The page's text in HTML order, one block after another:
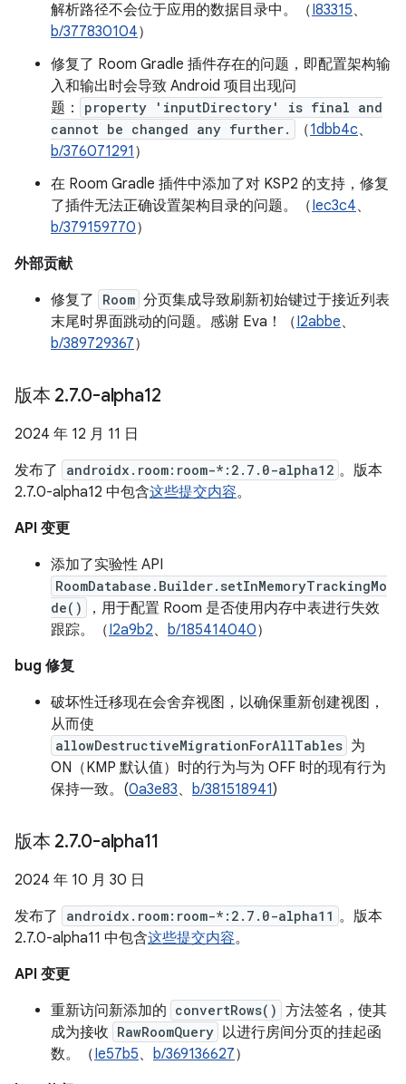
解析路径不会位于应用的数据目录中。（I83315、
b/377830104）
修复了 Room Gradle 插件存在的问题，即配置架构输
入和输出时会导致 Android 项目出现问
题：
property 'inputDirectory' is final and
cannot be changed any further.
（1dbb4c、
b/376071291 ）
在 Room Gradle 插件中添加了对 KSP2 的支持，修复
了插件无法正确设置架构目录的问题。（Iec3c4、
b/379159770）
外部贡献
修复了
Room 分页集成导致刷新初始键过于接近列表
末尾时界面跳动的问题。感谢 Eva！（I2abbe、
b/389729367）
版本 2.7.0-alpha12
2024 年 12 月 11 日
发布了
androidx.room:room-*:2.7.0-alpha12 。版本
2.7.0-alpha12 中包含这些提交内容。
API 变更
添加了实验性 API
RoomDatabase.Builder.setInMemoryTrackingMo
de()
，用于配置 Room 是否使用内存中表进行失效
跟踪。（I2a9b2、 b/185414040）
bug 修复
破坏性迁移现在会舍弃视图，以确保重新创建视图，
从而使
allowDestructiveMigrationForAllTables 为
ON（KMP 默认值）时的行为与为 OFF 时的现有行为
保持一致。(0a3e83、 b/381518941)
版本 2.7.0-alpha11
2024 年 10 月 30 日
发布了
androidx.room:room-*:2.7.0-alpha11 。版本
2.7.0-alpha11 中包含这些提交内容。
API 变更
重新访问新添加的 convertRows() 方法签名，使其
成为接收 RawRoomQuery 以进行房间分页的挂起函
数。（Ie57b5、 b/369136627）